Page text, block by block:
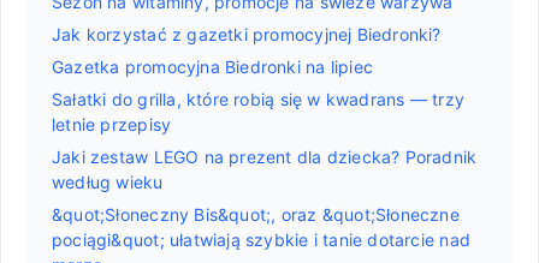
Jak korzystać z gazetki promocyjnej Biedronki?
Gazetka promocyjna Biedronki na lipiec
Sałatki do grilla, które robią się w kwadrans — trzy
letnie przepisy
Jaki zestaw LEGO na prezent dla dziecka? Poradnik
według wieku
&quot;Słoneczny Bis&quot;, oraz &quot;Słoneczne
pociągi&quot; ułatwiają szybkie i tanie dotarcie nad